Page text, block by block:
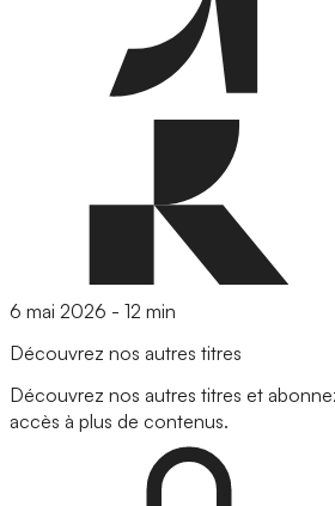
6 mai 2026 - 12 min
Découvrez nos autres titres
Découvrez nos autres titres et
accès à plus de contenus.